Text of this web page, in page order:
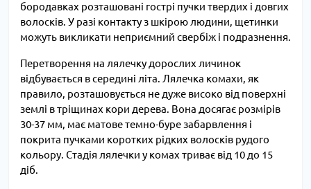
бородавках розташовані гострі пучки твердих і довгих
волосків. У разі контакту з шкірою людини, щетинки
можуть викликати неприємний свербіж і подразнення.
Перетворення на лялечку дорослих личинок
відбувається в середині літа. Лялечка комахи, як
правило, розташовується не дуже високо від поверхні
землі в тріщинах кори дерева. Вона досягає розмірів
30-37 мм, має матове темно-буре забарвлення і
покрита пучками коротких рідких волосків рудого
кольору. Стадія лялечки у комах триває від 10 до 15
діб.